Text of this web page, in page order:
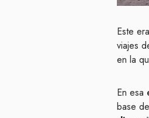
Este
viajes
en la
En esa
base